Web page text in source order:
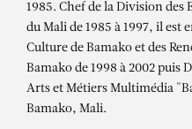
Vert Touareg et
1985. Chef de la Division des
du Mali de 1985 à 1997, il est
Culture de Bamako et des
Bamako de 1998 à 2002 puis
Arts et Métiers Multimédia
Bamako, Mali.